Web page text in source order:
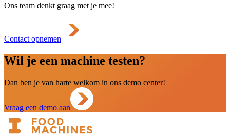
Ons team denkt graag met je mee!
Contact opnemen
Wil je een machine testen?
Dan ben je van harte welkom in ons demo center!
Vraag een demo aan